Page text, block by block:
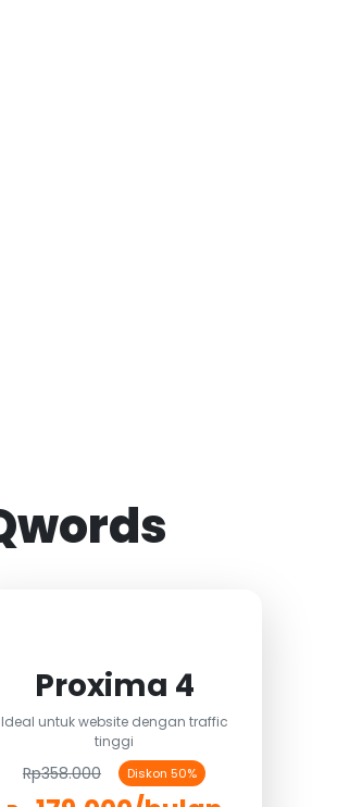
Proxima 4
Ideal untuk website dengan traffic
tinggi
Rp358.000 Diskon 50%